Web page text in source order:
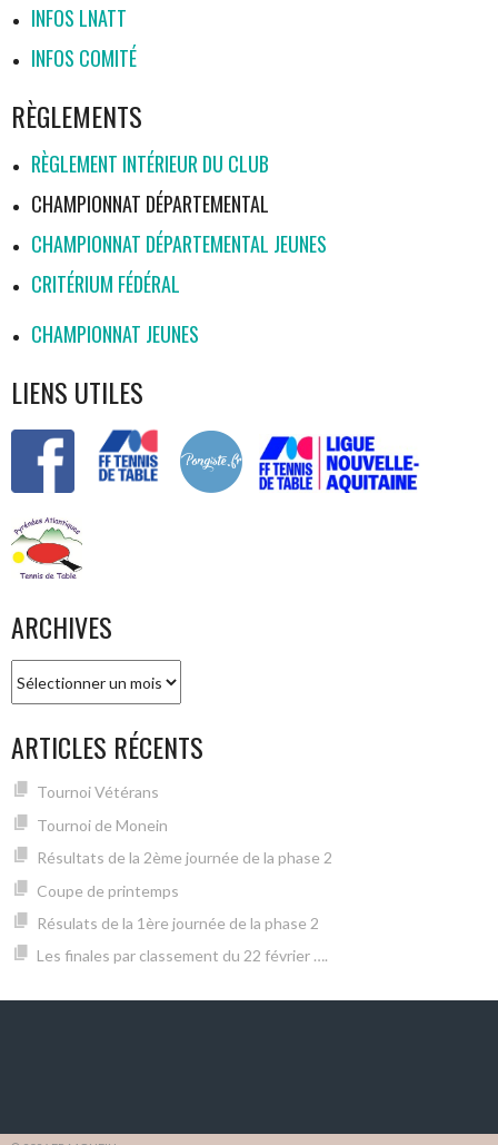
INFOS LNATT
INFOS COMITÉ
RÈGLEMENTS
RÈGLEMENT INTÉRIEUR DU CLUB
CHAMPIONNAT DÉPARTEMENTAL
CHAMPIONNAT DÉPARTEMENTAL JEUNES
CRITÉRIUM FÉDÉRAL
CHAMPIONNAT JEUNES
LIENS UTILES
ARCHIVES
ARTICLES RÉCENTS
Tournoi Vétérans
Tournoi de Monein
Résultats de la 2ème journée de la phase 2
Coupe de printemps
Résulats de la 1ère journée de la phase 2
Les finales par classement du 22 février ….